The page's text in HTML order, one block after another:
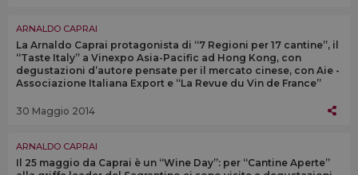
ARNALDO CAPRAI
La Arnaldo Caprai protagonista di “7 Regioni per 17 cantine”, il
“Taste Italy” a Vinexpo Asia-Pacific ad Hong Kong, con
degustazioni d’autore pensate per il mercato cinese, con Aie -
Associazione Italiana Export e “La Revue du Vin de France”
30 Maggio 2014
ARNALDO CAPRAI
Il 25 maggio da Caprai è un “Wine Day”: per “Cantine Aperte”